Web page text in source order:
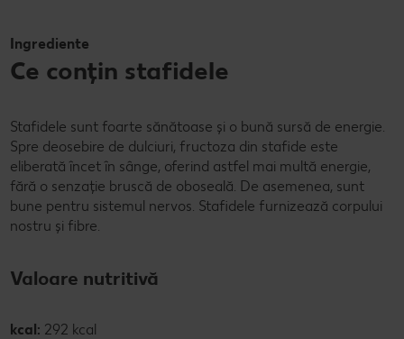
Ingrediente
Ce conțin stafidele
Stafidele sunt foarte sănătoase și o bună sursă de energie.
Spre deosebire de dulciuri, fructoza din stafide este
eliberată încet în sânge, oferind astfel mai multă energie,
fără o senzație bruscă de oboseală. De asemenea, sunt
bune pentru sistemul nervos. Stafidele furnizează corpului
nostru și fibre.
Valoare nutritivă
kcal: 292 kcal